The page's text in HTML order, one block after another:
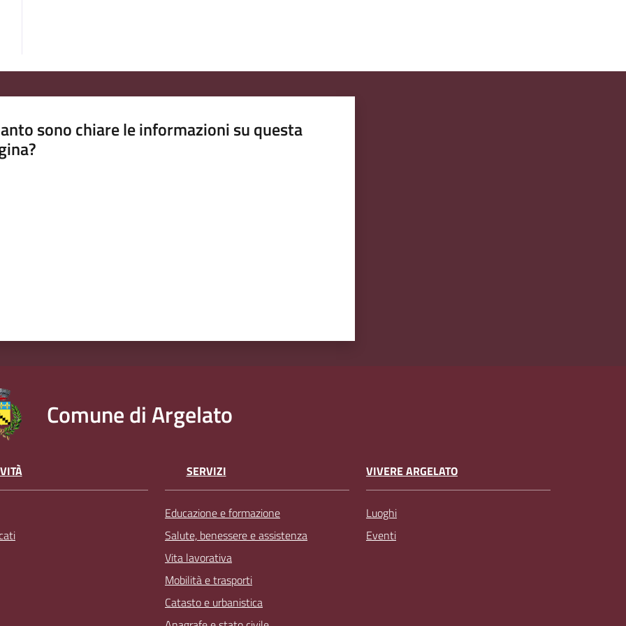
sono chiare le informazioni su questa
Comune di Argelato
SERVIZI
Educazione e formazione
Salute, benessere e assistenza
Vita lavorativa
Mobilità e trasporti
Catasto e urbanistica
VIVERE ARGELATO
Luoghi
Eventi